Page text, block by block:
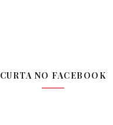
CURTA NO FACEBOOK